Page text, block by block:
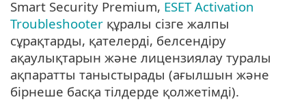
Smart Security Premium, ESET Activation
Troubleshooter құралы сізге жалпы
сұрақтарды, қателерді, белсендіру
ақаулықтарын және лицензиялау туралы
ақпаратты таныстырады (ағылшын және
бірнеше басқа тілдерде қолжетімді).